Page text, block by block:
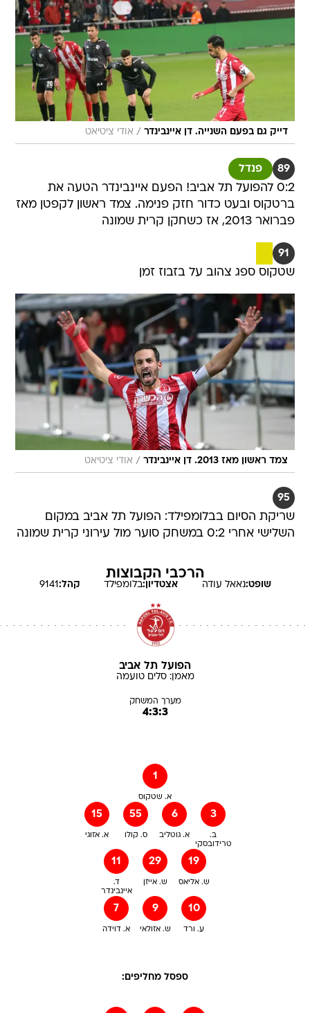
דייק גם בפעם השנייה. דן איינבינדר / אודי ציטיאט
89 פנדל
0:2 להפועל תל אביב! הפעם איינבינדר הטעה את
ברטקוס ובעט כדור חזק פנימה. צמד ראשון לקפטן מאז
פברואר 2013, אז כשחקן קרית שמונה
91
שטקוס ספג צהוב על בזבוז זמן
צמד ראשון מאז 2013. דן איינבינדר / אודי ציטיאט
95
שריקת הסיום בבלומפילד: הפועל תל אביב במקום
השלישי אחרי 0:2 במשחק סוער מול עירוני קרית שמונה
הרכבי הקבוצות
שופט:נאאל עודה אצטדיון:בלומפילד קהל: 9141
הפועל תל אביב
מאמן:סלים טועמה
מערך המשחק
4:3:3
1
א. שטקוס
15
א. אזוגי
55
ס. קולו
6
א. גוטליב
3
ב.
טרידובסקי
11
ד.
איינבינדר
29
ש. אייזן
19
ש. אליאס
7
א. דוידה
9
ש. אזולאי
10
ע. ורד
ספסל מחליפים: